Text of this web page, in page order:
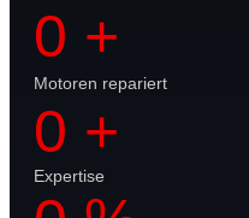
0 +
Motoren repariert
0 +
Expertise